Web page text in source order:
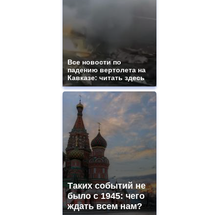
https://www.replicasrelojes.to/
Все новости по
падению вертолета на
Кавказе: читать здесь
Таких событий не
было с 1945: чего
ждать всем нам?